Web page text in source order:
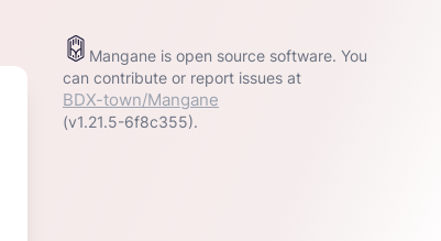
Mangane is open source software. You
can contribute or report issues at
BDX-town/Mangane
(v1.21.5-6f8c355).